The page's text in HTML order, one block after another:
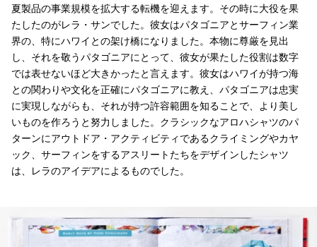
夏製品の事業規模を拡大する転機を迎えます。その時に大役を果
たしたのがレラ・サンでした。彼女はパタゴニアとサーフィン業
界の、特にハワイとの架け橋になりました。本物に尊厳を見出
し、それを敬うパタゴニアにとって、彼女が果たした役割は数字
では表せないほど大きかったと言えます。彼女はハワイが持つ海
との関わりや文化を正確にパタゴニアに教え、パタゴニアは忠実
に実現しながらも、それが持つ許容範囲を知ることで、より美し
いものを作ろうと努力しました。クラシックなアロハシャツのパ
ターンにアウトドア・アクティビティであるクライミングやカヤ
ック、サーフィンをするアスリートたちをデザインしたシャツ
は、レラのアイデアによるものでした。